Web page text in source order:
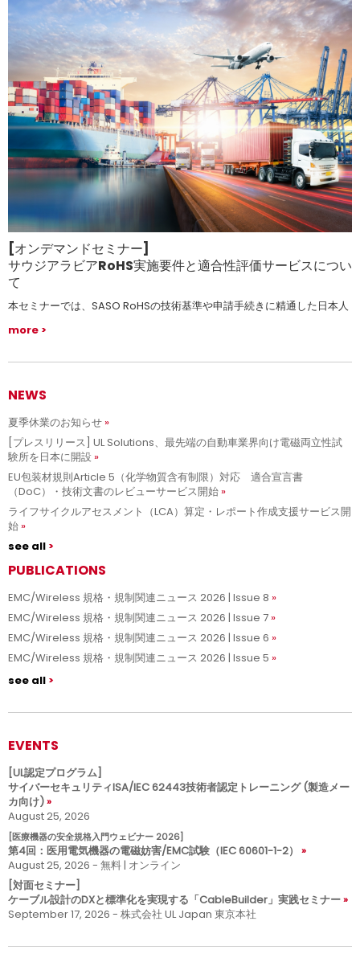
[オンデマンドセミナー]
サウジアラビアRoHS実施要件と適合性評価サービスについ
て
本セミナーでは、SASO RoHSの技術基準や申請手続きに精通した日本人
more
NEWS
夏季休業のお知らせ
[プレスリリース] UL Solutions、最先端の自動車業界向け電磁両立性試
験所を日本に開設
EU包装材規則Article 5（化学物質含有制限）対応 適合宣言書
（DoC）・技術文書のレビューサービス開始
ライフサイクルアセスメント（LCA）算定・レポート作成支援サービス開
始
see all
PUBLICATIONS
EMC/Wireless 規格・規制関連ニュース 2026 | Issue 8
EMC/Wireless 規格・規制関連ニュース 2026 | Issue 7
EMC/Wireless 規格・規制関連ニュース 2026 | Issue 6
EMC/Wireless 規格・規制関連ニュース 2026 | Issue 5
see all
EVENTS
[UL認定プログラム]
サイバーセキュリティISA/IEC 62443技術者認定トレーニング (製造メー
カ向け)
August 25, 2026
[医療機器の安全規格入門ウェビナー 2026]
第4回：医用電気機器の電磁妨害/EMC試験（IEC 60601-1-2）
August 25, 2026 - 無料 | オンライン
[対面セミナー]
ケーブル設計のDXと標準化を実現する「CableBuilder」実践セミナー
September 17, 2026 - 株式会社 UL Japan 東京本社